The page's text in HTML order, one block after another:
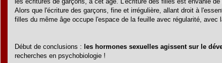
Alors que l'écriture des garçons, fine et irrégulière, allant droit à
filles du même âge occupe l'espace de la feuille avec régularité, avec
Début de conclusions : les hormones sexuelles agissent sur le
recherches en psychobiologie !